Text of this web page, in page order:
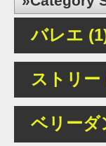
バレエ
ストリ
ベリー